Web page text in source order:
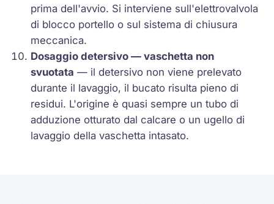
prima dell'avvio. Si interviene sull'elettrovalvola
di blocco portello o sul sistema di chiusura
meccanica.
Dosaggio detersivo — vaschetta non
svuotata — il detersivo non viene prelevato
durante il lavaggio, il bucato risulta pieno di
residui. L'origine è quasi sempre un tubo di
adduzione otturato dal calcare o un ugello di
lavaggio della vaschetta intasato.